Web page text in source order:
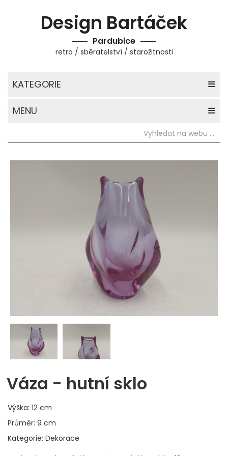
Design Bartáček
Pardubice
retro / sběratelství / starožitnosti
KATEGORIE
MENU
Váza - hutní sklo
Výška: 12 cm
Průměr: 9 cm
Kategorie: Dekorace